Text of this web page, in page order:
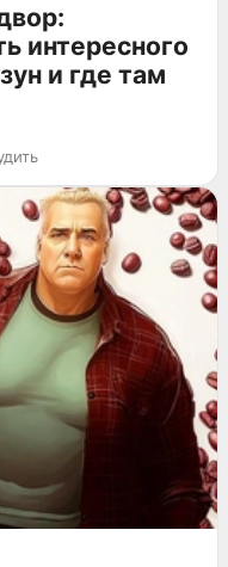
интересного
и где там